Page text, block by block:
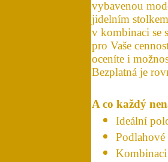
vybavenou
jidelním
v kombinaci se
pro Vaše
oceníte i
Bezplatná je
A co každý
Ideální